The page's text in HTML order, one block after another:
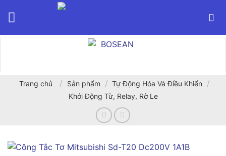
Trang chủ / Sản phẩm / Tự Động Hóa Và Điều Khiển /
Khởi Động Từ, Relay, Rờ Le